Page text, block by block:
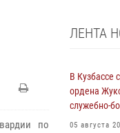
по
ЛЕНТА
В Кузбассе
ордена
служебно-
05 августа